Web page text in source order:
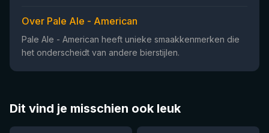
Over Pale Ale - American
Pale Ale - American heeft unieke smaakkenmerken die
het onderscheidt van andere bierstijlen.
Dit vind je misschien ook leuk
★4.46 ★4.26